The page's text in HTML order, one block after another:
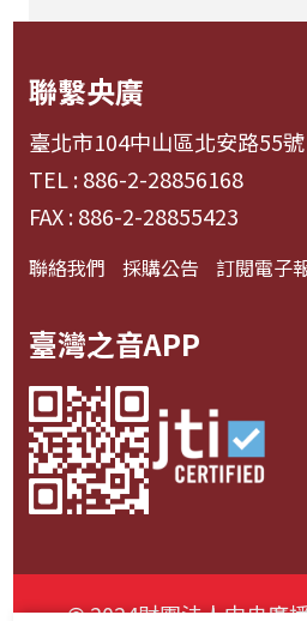
聯繫央廣
臺北市104中山區北安路55號
TEL : 886-2-28856168
FAX : 886-2-28855423
聯絡我們 採購公告 訂閱電子
臺灣之音APP
© 2024財團法人中央廣